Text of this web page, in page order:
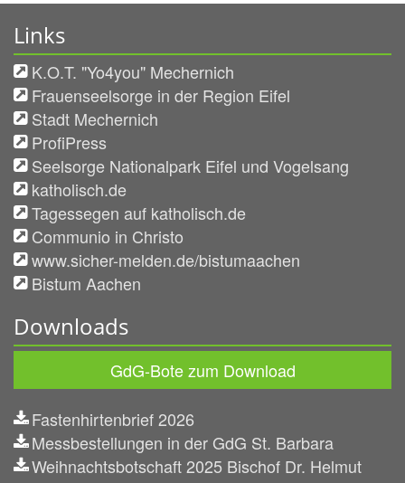
Links
K.O.T. "Yo4you" Mechernich
Frauenseelsorge in der Region Eifel
Stadt Mechernich
ProfiPress
Seelsorge Nationalpark Eifel und Vogelsang
katholisch.de
Tagessegen auf katholisch.de
Communio in Christo
www.sicher-melden.de/bistumaachen
Bistum Aachen
Downloads
GdG-Bote zum Download
Fastenhirtenbrief 2026
Messbestellungen in der GdG St. Barbara
Weihnachtsbotschaft 2025 Bischof Dr. Helmut